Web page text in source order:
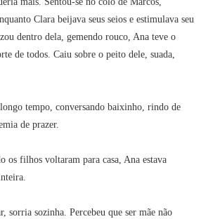
Clara beijava seus seios e estimulava seu
dentro dela, gemendo rouco, Ana teve o
de todos. Caiu sobre o peito dele, suada,
tempo, conversando baixinho, rindo de
de prazer.
os filhos voltaram para casa, Ana estava
sorria sozinha. Percebeu que ser mãe não